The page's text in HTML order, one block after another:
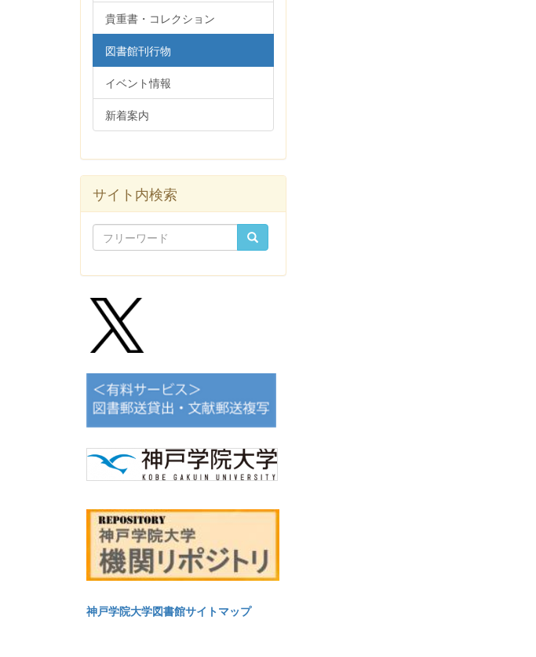
貴重書・コレクション
図書館刊行物
イベント情報
新着案内
サイト内検索
神戸学院大学図書館サイトマップ